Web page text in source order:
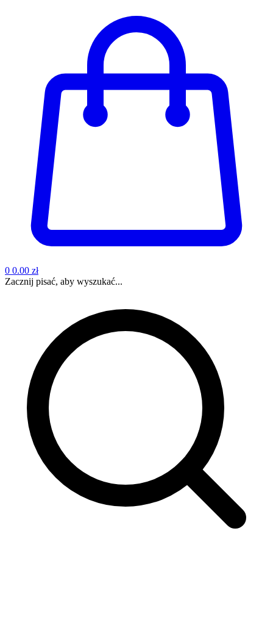
0 0.00 zł
Zacznij pisać, aby wyszukać...